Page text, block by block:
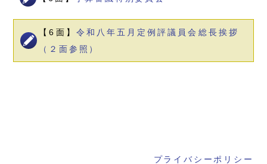
【6面】 令和八年五月定例評議員会総長挨拶
（２面参照）
プライバシーポリシー